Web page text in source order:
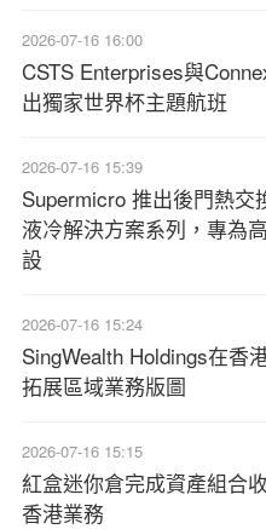
2026-07-16 16:00
CSTS Enterprises與
出獨家世界杯主題航班
2026-07-16 15:39
Supermicro 推出後門熱交
液冷解決方案系列，專為
設
2026-07-16 15:24
SingWealth Holdings在香
拓展區域業務版圖
2026-07-16 15:15
紅盒迷你倉完成資產組合
香港業務